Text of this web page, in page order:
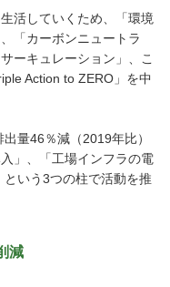
活していくため、「環境
「カーボンニュートラ
ーキュレーション」、こ
Action to ZERO」を中
出量46％減（2019年比）
」、「工場インフラの電
いう3つの柱で活動を推
減